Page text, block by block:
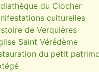
du Clocher
culturelles
de Verquières
Saint Vérédème
du petit